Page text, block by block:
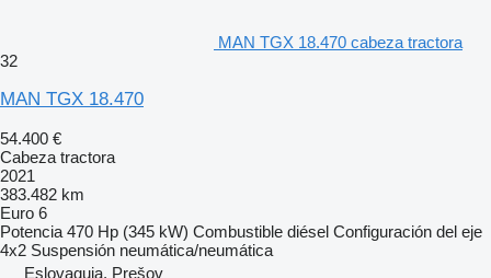
MAN TGX 18.470 cabeza tractora
32
MAN TGX 18.470
54.400 €
Cabeza tractora
2021
383.482 km
Euro 6
Potencia 470 Hp (345 kW) Combustible diésel Configuración del eje
4x2 Suspensión neumática/neumática
Eslovaquia, Prešov